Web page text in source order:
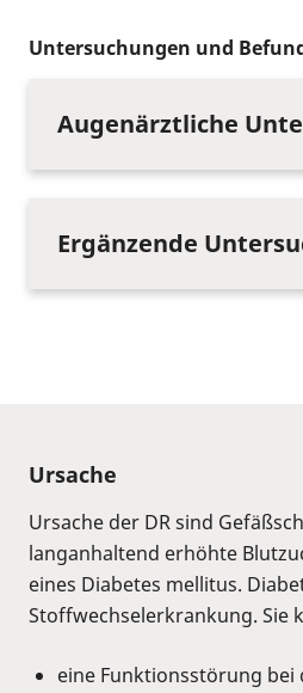
Untersuchungen und
Augenärztliche
Ergänzende
Ursache
Ursache der DR sind
langanhaltend erhöhte
eines Diabetes mellitus.
Stoffwechselerkrankung. Sie
eine Funktionsstörung bei